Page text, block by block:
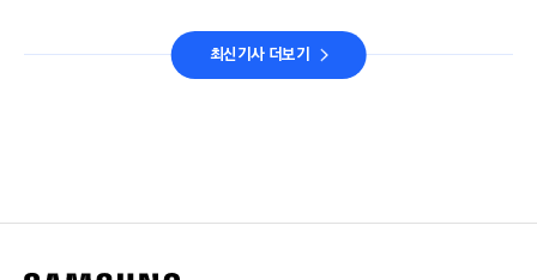
최신기사 더보기